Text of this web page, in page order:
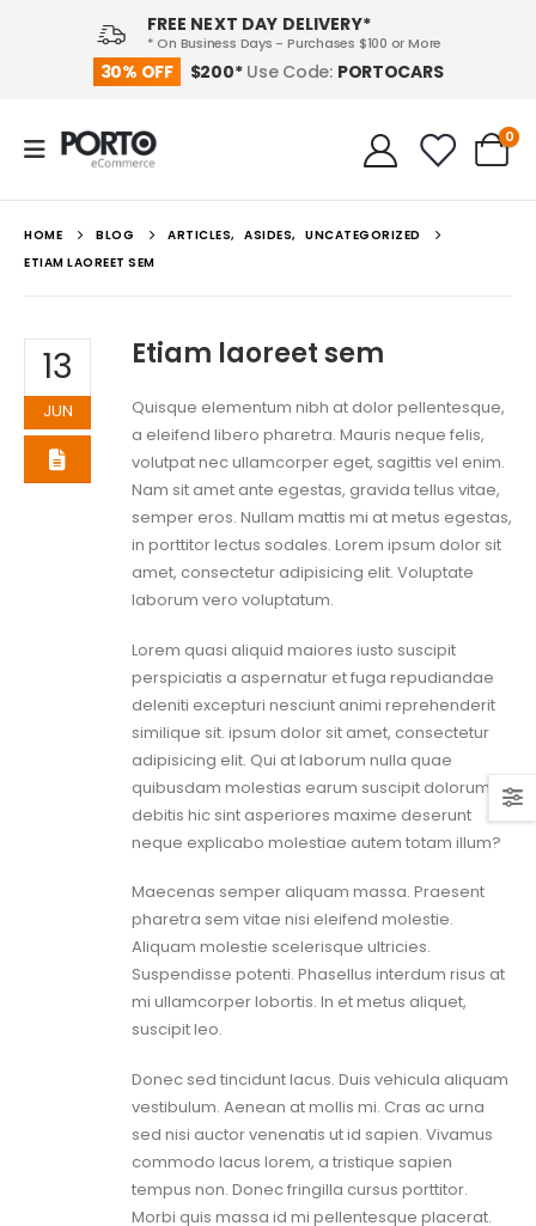
30% OFF $200* Use Code: PORTOCARS
FREE NEXT DAY DELIVERY*
* On Business Days - Purchases $100 or More
0
HOME BLOG ARTICLES, ASIDES, UNCATEGORIZED
ETIAM LAOREET SEM
13
JUN
Etiam laoreet sem
Quisque elementum nibh at dolor pellentesque,
a eleifend libero pharetra. Mauris neque felis,
volutpat nec ullamcorper eget, sagittis vel enim.
Nam sit amet ante egestas, gravida tellus vitae,
semper eros. Nullam mattis mi at metus egestas,
in porttitor lectus sodales. Lorem ipsum dolor sit
amet, consectetur adipisicing elit. Voluptate
laborum vero voluptatum.
Lorem quasi aliquid maiores iusto suscipit
perspiciatis a aspernatur et fuga repudiandae
deleniti excepturi nesciunt animi reprehenderit
similique sit. ipsum dolor sit amet, consectetur
adipisicing elit. Qui at laborum nulla quae
quibusdam molestias earum suscipit dolorum
debitis hic sint asperiores maxime deserunt
neque explicabo molestiae autem totam illum?
Maecenas semper aliquam massa. Praesent
pharetra sem vitae nisi eleifend molestie.
Aliquam molestie scelerisque ultricies.
Suspendisse potenti. Phasellus interdum risus at
mi ullamcorper lobortis. In et metus aliquet,
suscipit leo.
Donec sed tincidunt lacus. Duis vehicula aliquam
vestibulum. Aenean at mollis mi. Cras ac urna
sed nisi auctor venenatis ut id sapien. Vivamus
commodo lacus lorem, a tristique sapien
tempus non. Donec fringilla cursus porttitor.
Morbi quis massa id mi pellentesque placerat.